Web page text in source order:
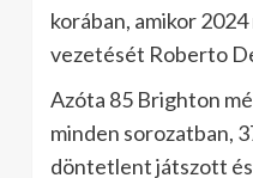
korában, amikor
vezetését Roberto
Azóta 85 Brighton
minden sorozatban,
döntetlent játszott és